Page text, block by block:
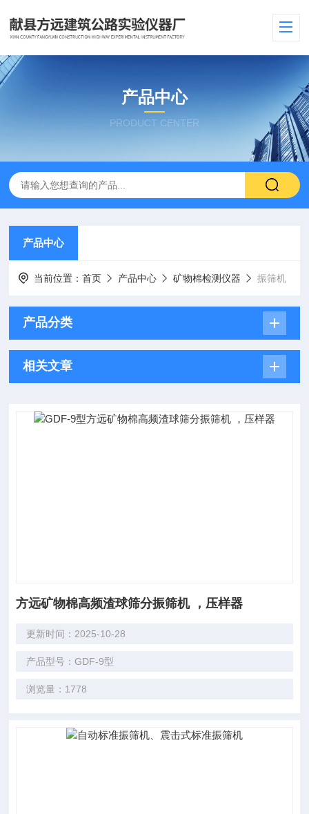
产品中心
PRODUCT CENTER
产品中心
当前位置：首页 产品中心 矿物棉检测仪器 振筛机
产品分类
相关文章
方远矿物棉高频渣球筛分振筛机 ，压样器
更新时间：2025-10-28
产品型号：GDF-9型
浏览量：1778